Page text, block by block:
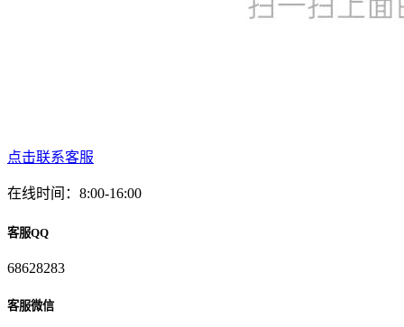
点击联系客服
在线时间：8:00-16:00
客服QQ
68628283
客服微信